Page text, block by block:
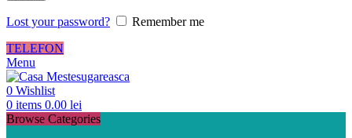
Lost your password?
Remember me
TELEFON
Menu
0 Wishlist
0 items 0.00 lei
Browse Categories